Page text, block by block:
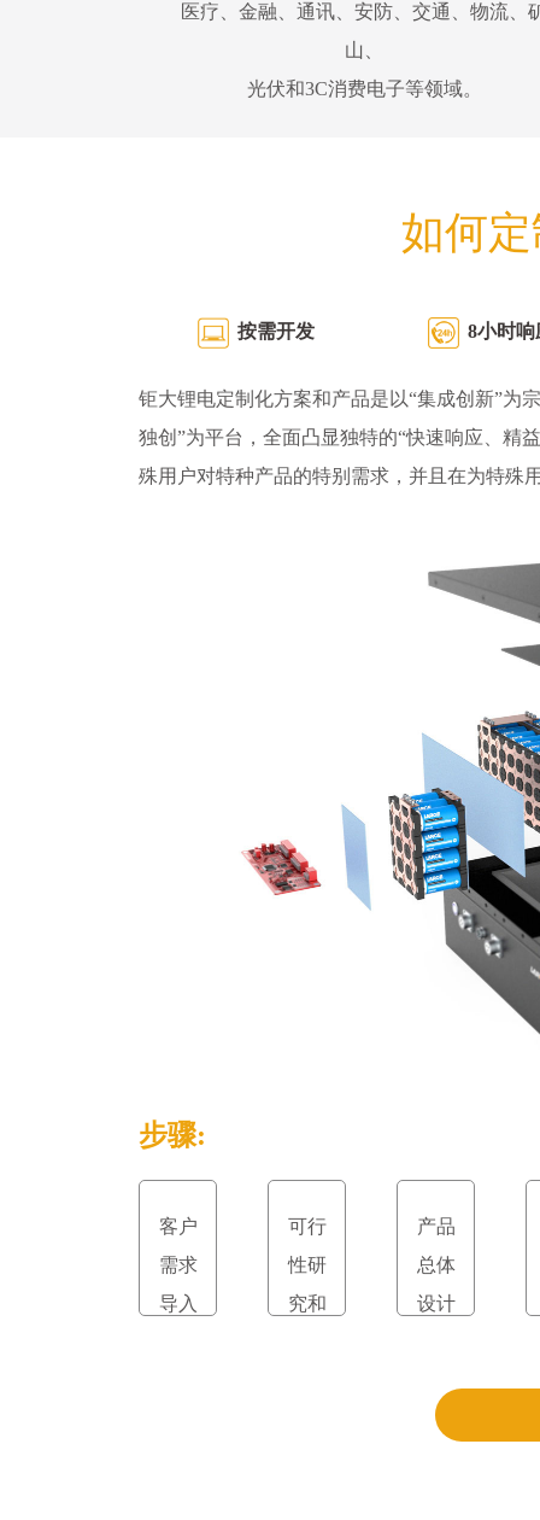
医疗、金融、通讯、安防、交通、物流、
山、
光伏和3C消费电子等领域。
如何
按需开发 8小时响
钜大锂电定制化方案和产品是以“集成创新”为
独创”为平台，全面凸显独特的“快速响应、精
殊用户对特种产品的特别需求，并且在为特殊
步骤:
客户
需求
导入
可行
性研
究和
产品
总体
设计